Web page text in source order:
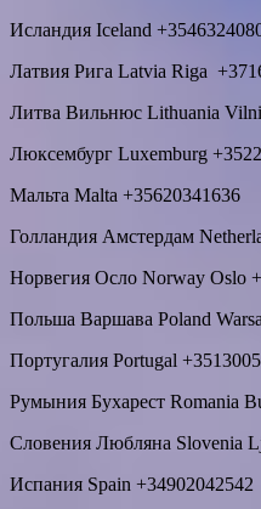
Исландия Iceland
Латвия Рига Latvia Riga
Литва Вильнюс Lithuania
Люксембург Luxemburg
Мальта Malta +35620341636
Голландия Амстердам
Норвегия Осло Norway Oslo
Польша Варшава Poland
Португалия Portugal
Румыния Бухарест Romania
Словения Любляна Slovenia
Испания Spain +34902042542